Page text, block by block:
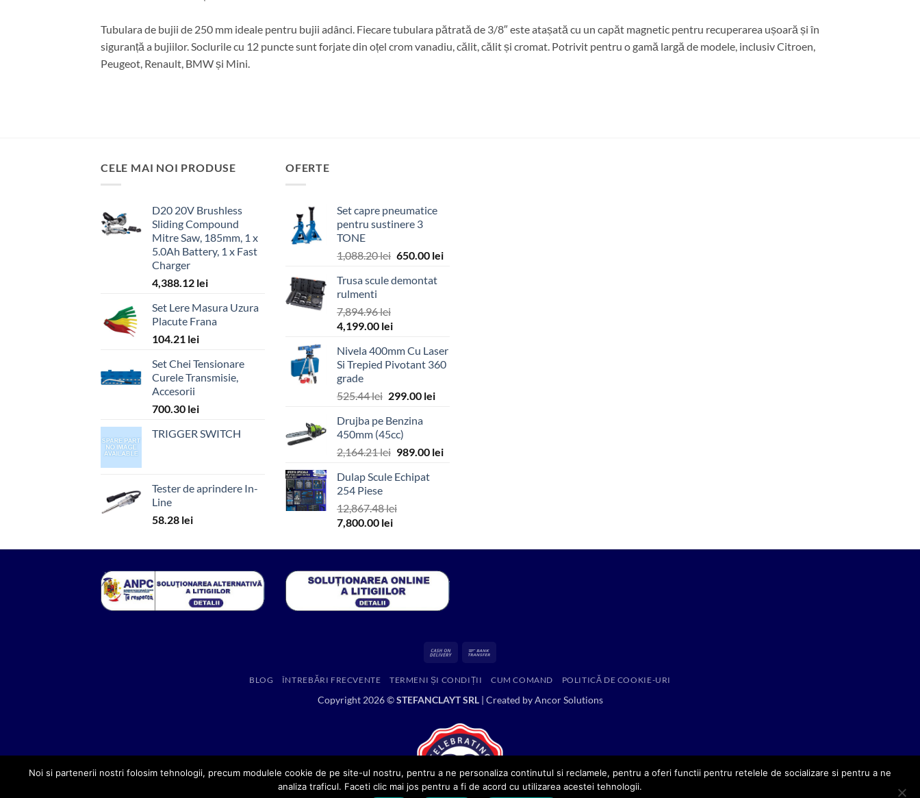
Tubulara de bujii de 250 mm ideale pentru bujii adânci. Fiecare tubulara pătrată de 3/8″ este atașată cu un capăt magnetic pentru recuperarea ușoară și în
siguranță a bujiilor. Soclurile cu 12 puncte sunt forjate din oțel crom vanadiu, călit, călit și cromat. Potrivit pentru o gamă largă de modele, inclusiv Citroen,
Peugeot, Renault, BMW și Mini.
CELE MAI NOI PRODUSE
D20 20V Brushless
Sliding Compound
Mitre Saw, 185mm, 1 x
5.0Ah Battery, 1 x Fast
Charger
4,388.12 lei
Set Lere Masura Uzura
Placute Frana
104.21 lei
Set Chei Tensionare
Curele Transmisie,
Accesorii
700.30 lei
TRIGGER SWITCH
Tester de aprindere In-
Line
58.28 lei
OFERTE
Set capre pneumatice
pentru sustinere 3
TONE
1,088.20lei Prețul
a
650.00 leiPrețul
Trusa scule demontat
rulmenti
7,894.96lei
Prețul
a
fost:
7,894.96 lei.
4,199.00 leiPrețul
este:
4,199.00 lei.
Nivela 400mm Cu Laser
Si Trepied Pivotant 360
grade
525.44lei Prețul
a
fost:
525.44 lei.
299.00 leiPrețul
Drujba pe Benzina
450mm (45cc)
2,164.21lei Prețul
a
2,164.21 lei.
989.00 leiPrețul
Dulap Scule Echipat
254 Piese
12,867.48lei
Prețul
a
12,867.48 lei.
7,800.00 leiPrețul
este:
Cash
Delivery
BLOG ÎNTREBĂRI FRECVENTE TERMENI ȘI CONDIȚII CUM COMAND POLITICĂ DE COOKIE-URI
Copyright 2026 ©STEFANCLAYT SRL| Created byAncor Solutions
Noi si partenerii nostri folosim tehnologii, precum modulele cookie de pe site-ul nostru, pentru a ne personaliza continutul si reclamele, pentru a oferi functii pentru retelele de socializare si pentru a ne
analiza traficul. Faceti clic mai jos pentru a fi de acord cu utilizarea acestei tehnologii.